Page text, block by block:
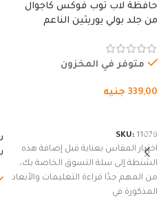
حافظة لاب توب فوكس كاجوال
من جلد بولي يوريثين الناعم
وسوستة.
متوفر في المخزون
339,00 جنيه
SKU: 11076
اختيار المقاس بعناية قبل إضافة هذه
الشنطة إلى سلة التسوق الخاصة بك،
من المهم جدًا قراءة التعليمات والأبعاد
المذكورة في